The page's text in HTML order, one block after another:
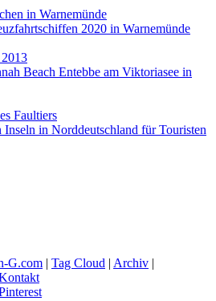
in Warnemünde
2020 in Warnemünde
Beach Entebbe am Viktoriasee in
Faultiers
Inseln in Norddeutschland für Touristen
G.com | Tag Cloud | Archiv |